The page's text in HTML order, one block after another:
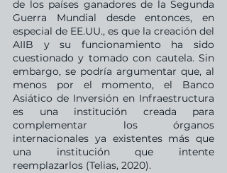
de los países ganadores de la Segunda
Guerra Mundial desde entonces, en
especial de EE.UU., es que la creación del
AIIB y su funcionamiento ha sido
cuestionado y tomado con cautela. Sin
embargo, se podría argumentar que, al
menos por el momento, el Banco
Asiático de Inversión en Infraestructura
es una institución creada para
complementar los órganos
internacionales ya existentes más que
una institución que intente
reemplazarlos (Telias, 2020).